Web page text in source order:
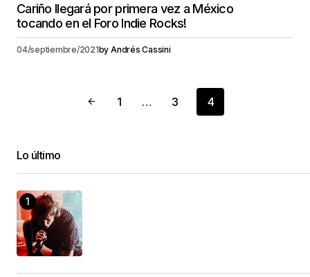
Cariño llegará por primera vez a México
tocando en el Foro Indie Rocks!
04/septiembre/2021by Andrés Cassini
1 … 3 4
Lo último